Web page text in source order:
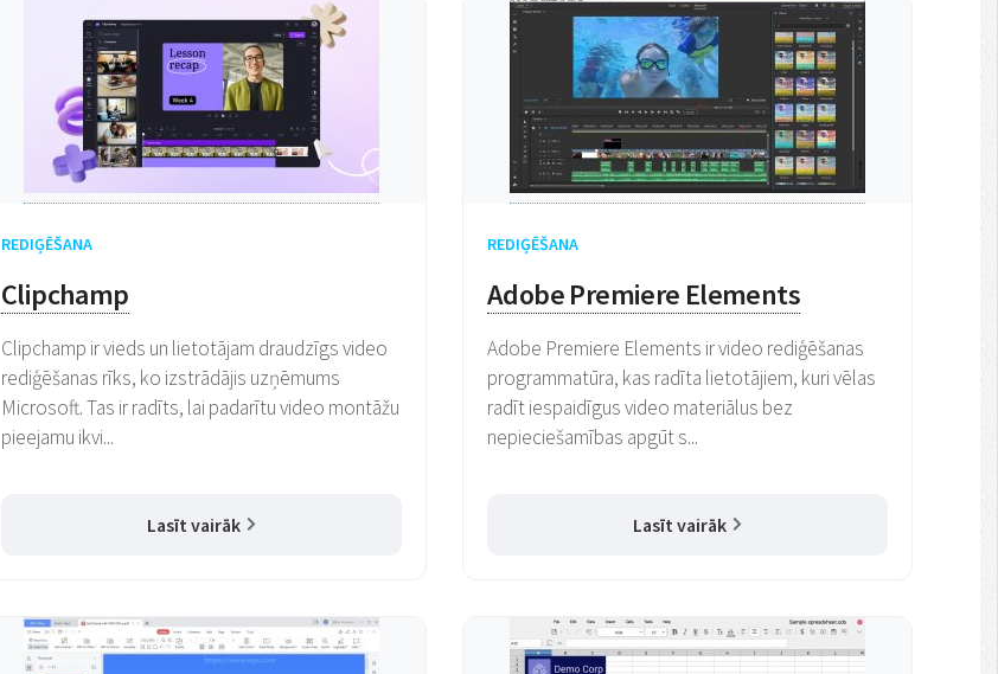
REDIĢĒŠANA
Clipchamp
Clipchamp ir vieds un lietotājam draudzīgs video
rediģēšanas rīks, ko izstrādājis uzņēmums
Microsoft. Tas ir radīts, lai padarītu video montāžu
pieejamu ikvi...
Lasīt vairāk
REDIĢĒŠANA
Adobe Premiere Elements
Adobe Premiere Elements ir video rediģēšanas
programmatūra, kas radīta lietotājiem, kuri vēlas
radīt iespaidīgus video materiālus bez
nepieciešamības apgūt s...
Lasīt vairāk